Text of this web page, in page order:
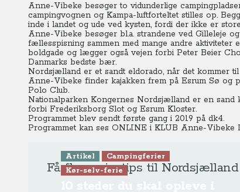
Anne-Vibeke besøger to vidunderlige
campingvognen og Kampa-luftforteltet stilles op.
inde i landet og ude ved kysten, fordi der ikke er
Anne-Vibeke besøger bl.a. strandene ved Gilleleje
fællesspisning sammen med mange andre
boldgade og lægger også vejen forbi Peter Beier
Danmarks bedste bær.
Nordsjælland er et sandt eldorado, når det kommer
Anne-Vibeke finder kajakken frem på Esrum Sø og
Polo Club.
Nationalparken Kongernes Nordsjælland er en sand
forbi Frederiksborg Slot og Esrum Kloster.
Programmet blev sendt første gang i 2019 på dk4.
Programmet kan ses ONLINEi KLUB Anne-Vibeke
Få flere rejsetips til Nordsjælland
Artikel
Campingferier
Kør-selv-ferie